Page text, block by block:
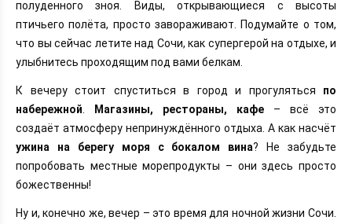
полуденного зноя. Виды, открывающиеся с высоты
птичьего полёта, просто завораживают. Подумайте о том,
что вы сейчас летите над Сочи, как супергерой на отдыхе, и
улыбнитесь проходящим под вами белкам.
К вечеру стоит спуститься в город и прогуляться по
набережной
Магазины, рестораны, кафе – всё это
создаёт атмосферу непринуждённого отдыха. А как насчёт
ужина на берегу моря с бокалом вина? Не забудьте
попробовать местные морепродукты – они здесь просто
божественны!
Ну и, конечно же, вечер – это время для ночной жизни Сочи.